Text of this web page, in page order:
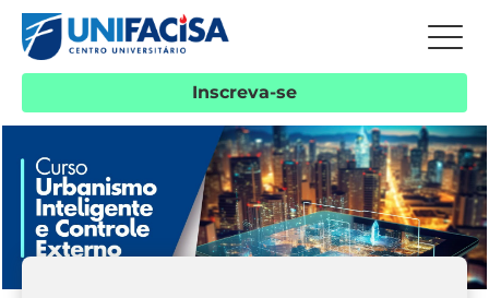
Inscreva-se